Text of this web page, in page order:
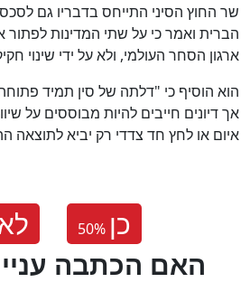
שר החוץ הסיני התייחס בדבריו גם
הברית ואמר כי על שתי המדינות לפתור
ארגון הסחר העולמי, ולא על ידי שינוי
הוא הוסיף כי "דלתה של סין תמיד
אך דיונים חייבים להיות מבוססים על
איום או לחץ חד צדדי רק יביא לתוצאה
50% כן
?האם הכתבה